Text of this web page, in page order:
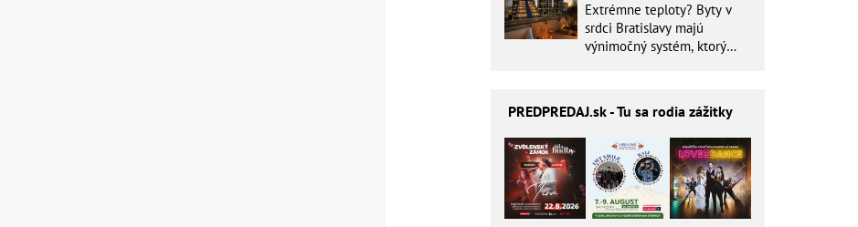
Extrémne teploty? Byty v
srdci Bratislavy majú
výnimočný systém, ktorý
PREDPREDAJ.sk - Tu sa rodia zážitky